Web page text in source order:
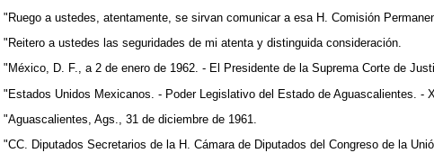
"Ruego a ustedes, atentamente, se sirvan comunicar a esa H. Comisión
"Reitero a ustedes las seguridades de mi atenta y distinguida consideración.
"México, D. F., a 2 de enero de 1962. - El Presidente de la Suprema Corte de
"Estados Unidos Mexicanos. - Poder Legislativo del Estado de Aguascalientes. -
"Aguascalientes, Ags., 31 de diciembre de 1961.
"CC. Diputados Secretarios de la H. Cámara de Diputados del Congreso de la